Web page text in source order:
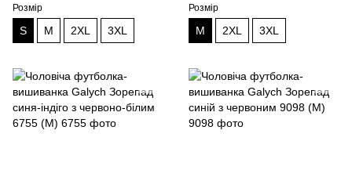
Розмір
S M 2XL 3XL
Розмір
M 2XL 3XL